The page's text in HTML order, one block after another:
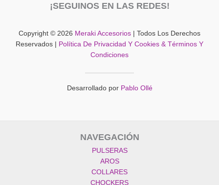
¡SEGUINOS EN LAS REDES!
Copyright © 2026 Meraki Accesorios | Todos Los Derechos
Reservados |
Política De Privacidad Y Cookies & Términos Y
Condiciones
Desarrollado por Pablo Ollé
NAVEGACIÓN
PULSERAS
AROS
COLLARES
CHOCKERS